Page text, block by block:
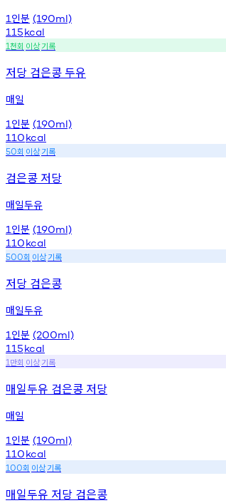
1 인분 (190ml)
115kcal
1천회 이상기록
저당 검은콩 두유
매일
1 인분 (190ml)
110kcal
50회 이상기록
검은콩 저당
매일두유
1 인분 (190ml)
110kcal
500회 이상기록
저당 검은콩
매일두유
1 인분 (200ml)
115kcal
1 만회 이상기록
매일두유 검은콩 저당
매일
1 인분 (190ml)
110kcal
100회 이상기록
매일두유 저당 검은콩